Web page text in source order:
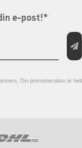
e-post!*
Din prenumeration är helt